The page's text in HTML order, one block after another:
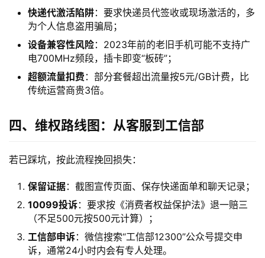
多
面
快递代激活陷阱：要求快递员代签收或现场激活的，多
为个人信息盗用骗局；
设备兼容性风险：2023年前的老旧手机可能不支持广
电700MHz频段，插卡即变“板砖”；
超额流量扣费 ：部分套餐超出流量按5元/GB计费，比
传统运营商贵3倍。
四、维权路线图：从客服到工信部
若已踩坑，按此流程挽回损失：
保留证据：截图宣传页面、保存快递面单和聊天记录；
10099投诉：要求按《消费者权益保护法》退一赔三
（不足500元按500元计算）；
工信部申诉：微信搜索“工信部12300”公众号提交申
诉，通常24小时内会有专人处理。